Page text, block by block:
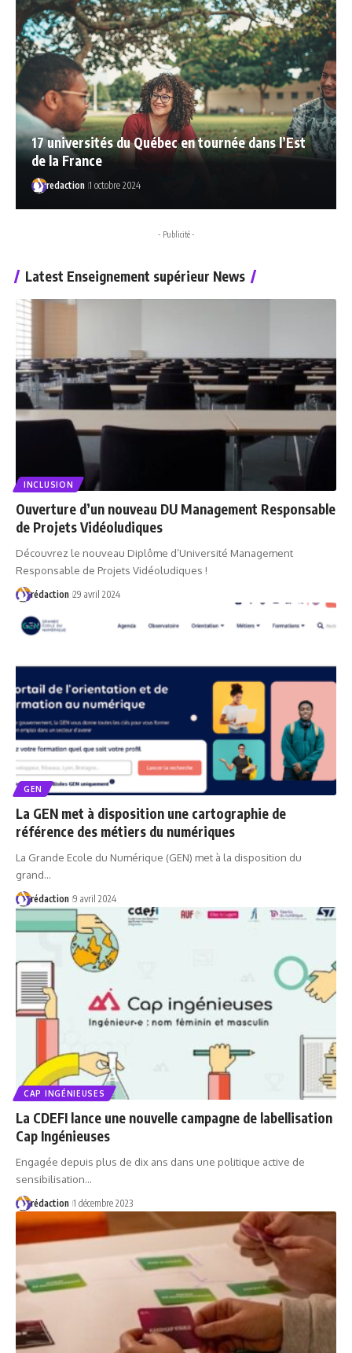
17 universités du Québec en tournée dans l’Est
de la France
redaction 1 octobre 2024
- Publicité -
Latest Enseignement supérieur News
INCLUSION
Ouverture d’un nouveau DU Management Responsable
de Projets Vidéoludiques
Découvrez le nouveau Diplôme d’Université Management
Responsable de Projets Vidéoludiques !
rédaction 29 avril 2024
GEN
La GEN met à disposition une cartographie de
référence des métiers du numériques
La Grande Ecole du Numérique (GEN) met à la disposition du
grand…
rédaction 9 avril 2024
CAP INGÉNIEUSES
La CDEFI lance une nouvelle campagne de labellisation
Cap Ingénieuses
Engagée depuis plus de dix ans dans une politique active de
sensibilisation…
rédaction 1 décembre 2023